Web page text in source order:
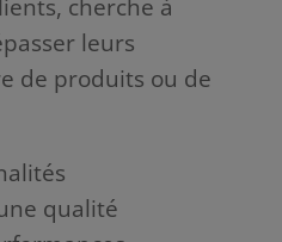
cherche à
leurs
de produits ou de
qualité